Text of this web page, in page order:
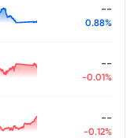
--
0.88%
--
-0.01%
--
-0.12%